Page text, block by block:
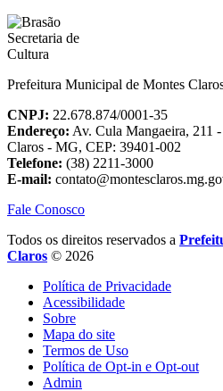
Prefeitura Municipal de Montes
CNPJ: 22.678.874/0001-35
Endereço: Av. Cula Mangaeira, 211
Claros - MG, CEP: 39401-002
Telefone: (38) 2211-3000
E-mail:
Fale Conosco
Todos os direitos reservados a
Claros © 2026
Política de Privacidade
Acessibilidade
Sobre
Mapa do site
Termos de Uso
Política de Opt-in e Opt-out
Admin